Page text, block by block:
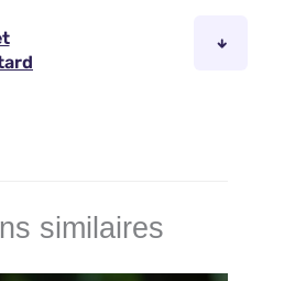
similaires